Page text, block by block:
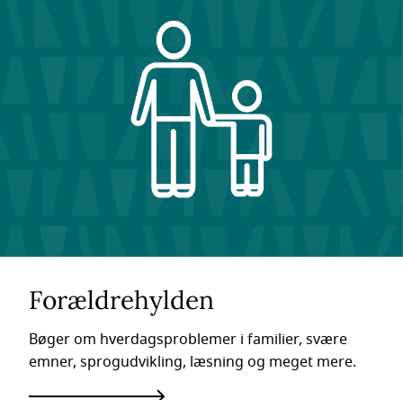
Forældrehylden
Bøger om hverdagsproblemer i familier, svære
emner, sprogudvikling, læsning og meget mere.